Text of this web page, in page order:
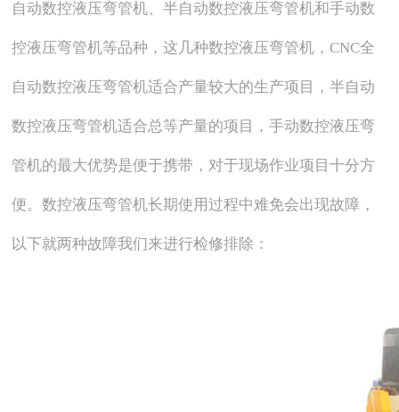
自动数控液压弯管机、半自动数控液压弯管机和手动数
控液压弯管机等品种，这几种数控液压弯管机，CNC全
自动数控液压弯管机适合产量较大的生产项目，半自动
数控液压弯管机适合总等产量的项目，手动数控液压弯
管机的最大优势是便于携带，对于现场作业项目十分方
便。数控液压弯管机长期使用过程中难免会出现故障，
以下就两种故障我们来进行检修排除：